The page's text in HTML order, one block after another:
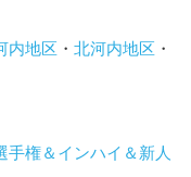
内地区 ・ 北河内地区 ・
手権＆インハイ＆新人